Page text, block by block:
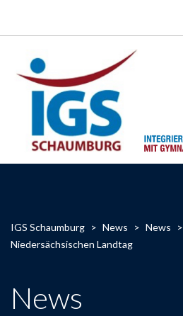
IGS Schaumburg > News > News >
Niedersächsischen Landtag
News